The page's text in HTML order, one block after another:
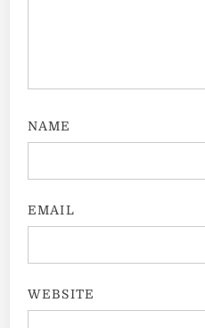
NAME
EMAIL
WEBSITE